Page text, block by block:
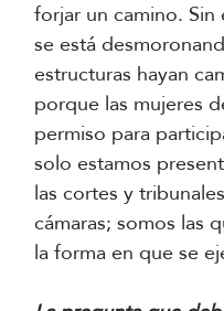
forjar un camino.
se está
estructuras hayan
porque las mujeres
permiso para
solo estamos
las cortes y
cámaras; somos las
la forma en que se